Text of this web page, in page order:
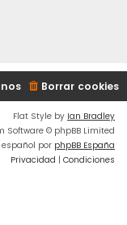
Borrar cookies
Flat Style by Ian Bradley
Software © phpBB Limited
por phpBB España
Privacidad | Condiciones